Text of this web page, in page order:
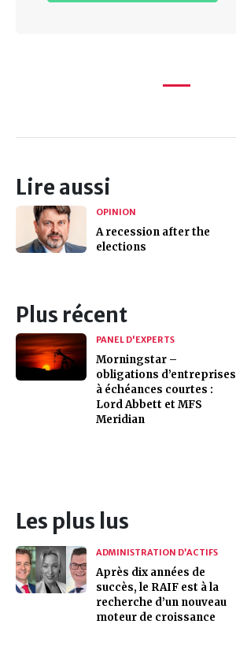
Lire aussi
OPINION
A recession after the
elections
Plus récent
PANEL D'EXPERTS
Morningstar –
obligations d’entreprises
à échéances courtes :
Lord Abbett et MFS
Meridian
Les plus lus
ADMINISTRATION D’ACTIFS
Après dix années de
succès, le RAIF est à la
recherche d’un nouveau
moteur de croissance